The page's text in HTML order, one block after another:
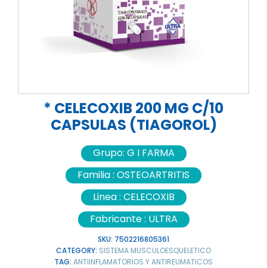
* CELECOXIB 200 MG C/10
CAPSULAS (TIAGOROL)
Grupo: G I FARMA
Familia : OSTEOARTRITIS
Linea : CELECOXIB
Fabricante : ULTRA
SKU: 7502216805361
CATEGORY: SISTEMA MUSCULOESQUELETICO
TAG: ANTIINFLAMATORIOS Y ANTIREUMATICOS